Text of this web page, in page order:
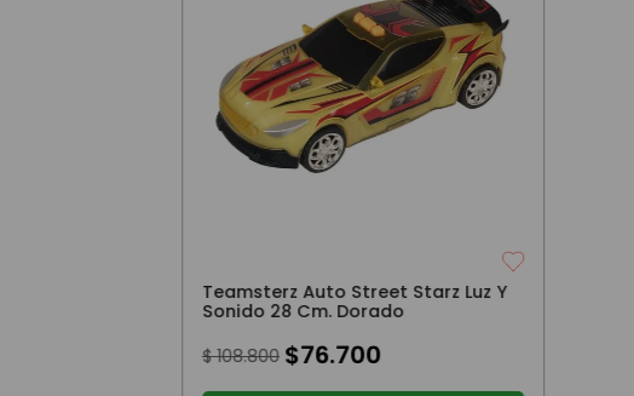
Teamsterz Auto Street Starz Luz Y
Sonido 28 Cm. Dorado
$ 108.800 $76.700